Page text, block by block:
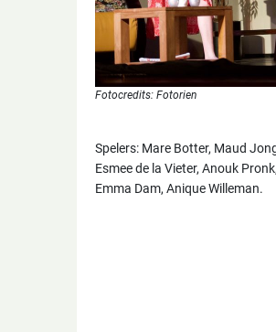
Fotocredits: Fotorien
Spelers: Mare Botter, Maud
Esmee de la Vieter, Anouk
Emma Dam, Anique Willeman.